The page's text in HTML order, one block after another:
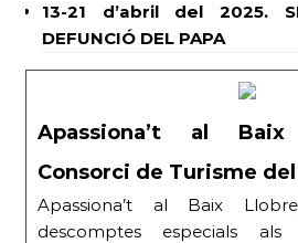
13-21 d’abril del 2025.
DEFUNCIÓ DEL PAPA
Apassiona’t al
Consorci de Turisme
Apassiona’t al Baix
descomptes especials als